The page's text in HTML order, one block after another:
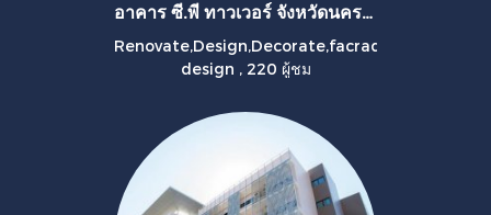
อาคาร ซี.พี ทาวเวอร์ จังหวัดนครราชสีมา
Renovate,Design,Decorate,facrad
design , 220 ผู้ชม